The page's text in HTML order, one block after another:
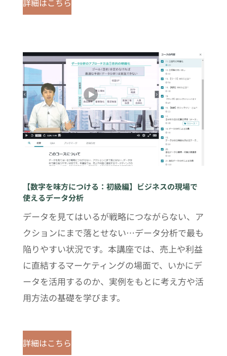
詳細はこちら
【数字を味方につける：初級編】ビジネスの現場で
使えるデータ分析
データを見てはいるが戦略につながらない、ア
クションにまで落とせない…データ分析で最も
陥りやすい状況です。本講座では、売上や利益
に直結するマーケティングの場面で、いかにデ
ータを活用するのか、実例をもとに考え方や活
用方法の基礎を学びます。
詳細はこちら